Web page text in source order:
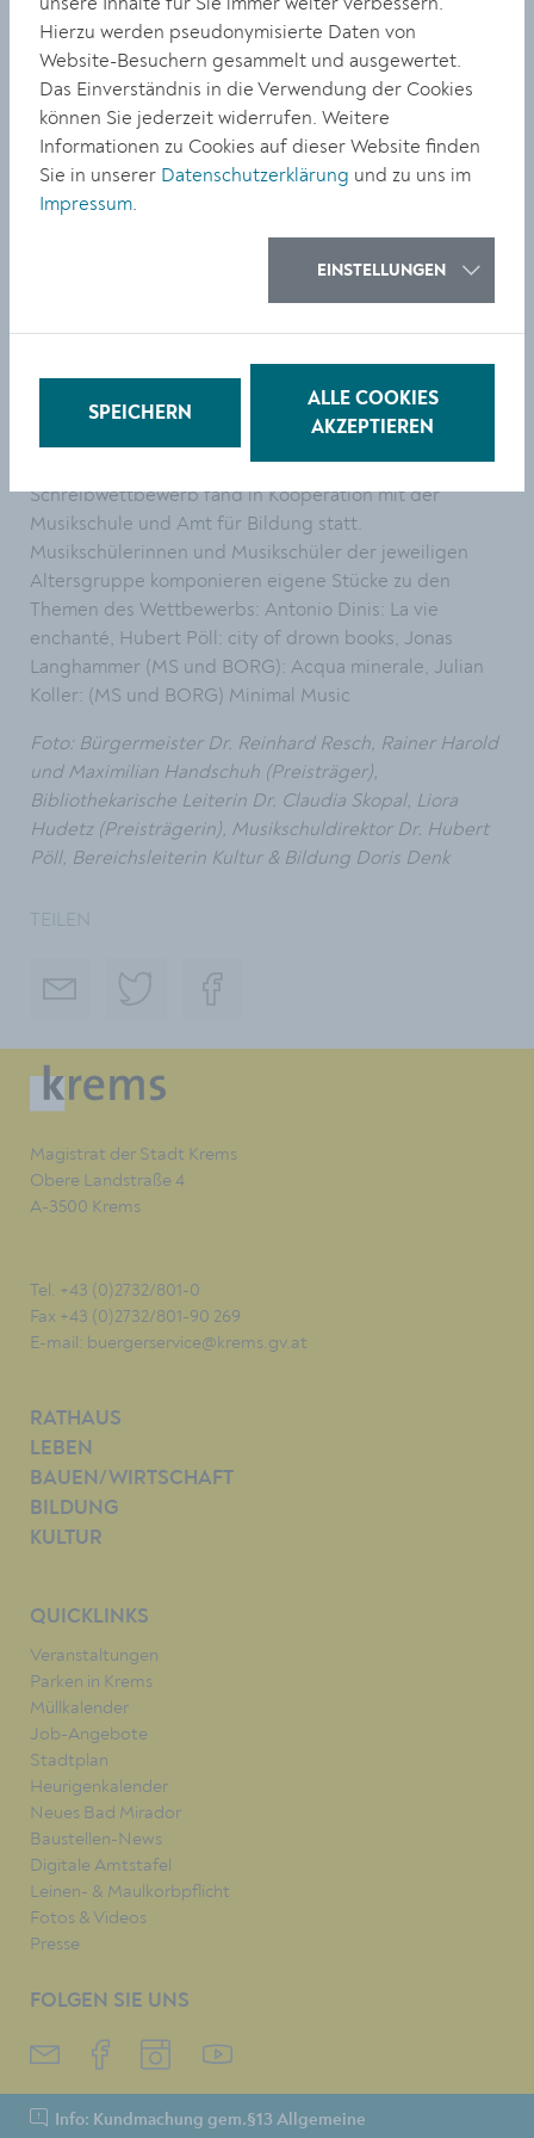
gehört.
Die Jury für die Kinder- und Jugendlichen-Texte setzte
sich aus Gisela Glöckler (G&G Verlag),
Kinderbuchautorin, Melanie Laibl und Claudia Skopal
zusammen. Die Texte der Erwachsenen wurden von
Birgit Francan (Ueberreuter-Verlag), Leo Lukas (Autor
und Kabarettist) und ebenfalls Claudia Skopal
Gewonnen wurde eine Mitgliedschaft in der Bücherei
und Thalia Gutscheine (von Thalia gesponsert).
Ein E-Book mit den besten Texten ist geplant. Der
Schreibwettbewerb fand in Kooperation mit der
Musikschule und Amt für Bildung statt.
Musikschülerinnen und Musikschüler der jeweiligen
Altersgruppe komponieren eigene Stücke zu den
Themen des Wettbewerbs: Antonio Dinis: La vie
enchanté, Hubert Pöll: city of drown books, Jonas
Langhammer (MS und BORG): Acqua minerale, Julian
Koller: (MS und BORG) Minimal Music
Foto: Bürgermeister Dr. Reinhard Resch, Rainer Harold
und Maximilian Handschuh (Preisträger),
Bibliothekarische Leiterin Dr. Claudia Skopal, Liora
Hudetz (Preisträgerin), Musikschuldirektor Dr. Hubert
Pöll, Bereichsleiterin Kultur & Bildung Doris Denk
Magistrat der Stadt Krems
Obere Landstraße 4
A-3500 Krems
Tel. +43 (0)2732/801-0
Fax +43 (0)2732/801-90 269
E-mail: buergerservice@krems.gv.at
RATHAUS
LEBEN
BAUEN/WIRTSCHAFT
BILDUNG
KULTUR
QUICKLINKS
Veranstaltungen
Parken in Krems
Müllkalender
Job-Angebote
Stadtplan
Heurigenkalender
Neues Bad Mirador
Baustellen-News
Digitale Amtstafel
Leinen- & Maulkorbpflicht
Fotos & Videos
Presse
FOLGEN SIE UNS
Info: Kundmachung gem.§13 Allgemeine
Hierzu werden pseudonymisierte Daten von
Website-Besuchern gesammelt und ausgewertet.
Das Einverständnis in die Verwendung der Cookies
können Sie jederzeit widerrufen. Weitere
Informationen zu Cookies auf dieser Website finden
Sie in unserer Datenschutzerklärung und zu uns im
Impressum.
EINSTELLUNGEN
SPEICHERN
ALLE COOKIES
AKZEPTIEREN